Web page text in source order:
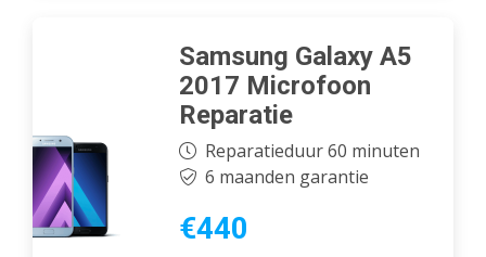
Samsung Galaxy A5
2017 Microfoon
Reparatie
Reparatieduur 60 minuten
6 maanden garantie
€440